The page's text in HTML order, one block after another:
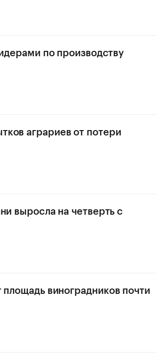
по производству
аграриев от потери
выросла на четверть с
виноградников почти